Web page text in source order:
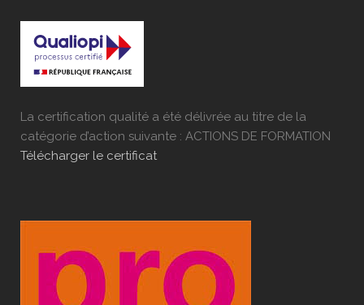
La certification qualité a été délivrée au titre de la
catégorie d’action suivante : ACTIONS DE FORMATION
Télécharger le certificat